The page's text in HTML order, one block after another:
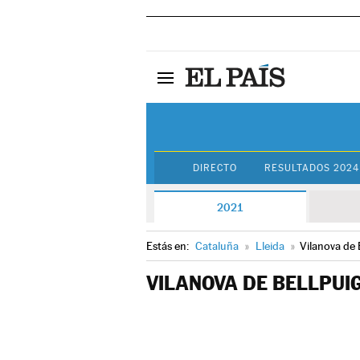
DIRECTO RESULTADOS 2024
2021
Estás en: Cataluña » Lleida » Vilanova de
VILANOVA DE